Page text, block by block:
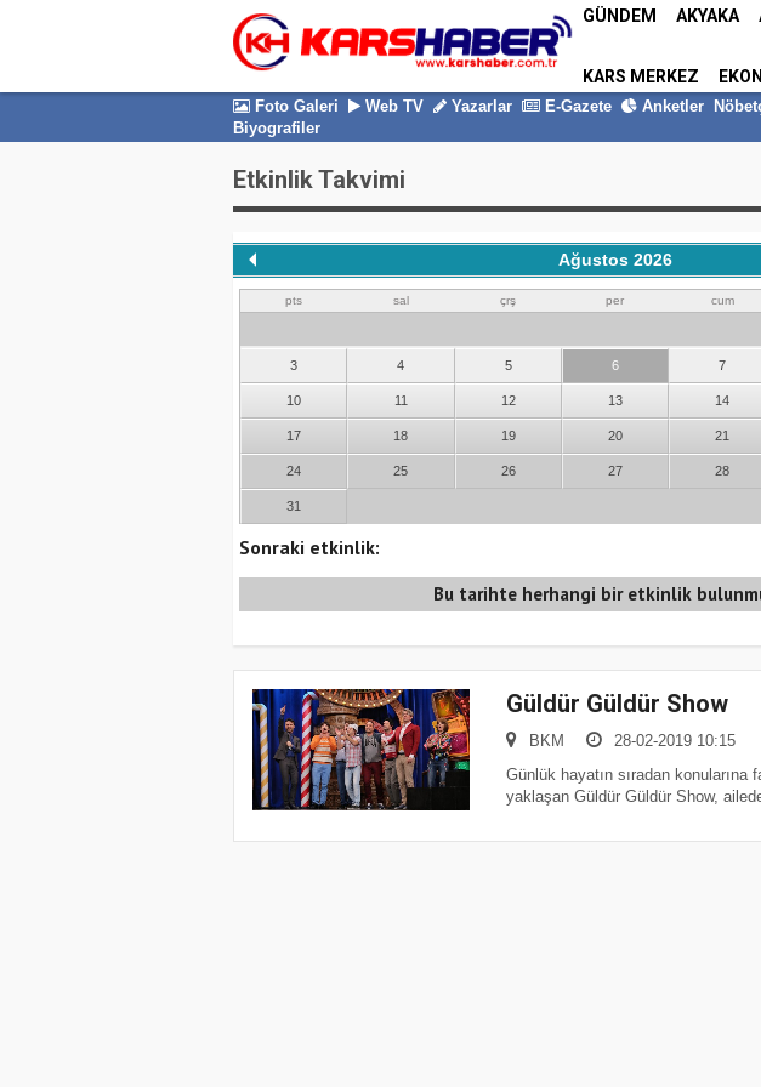
GÜNDEM AKYAKA
KARS MERKEZ
Foto Galeri Web TV Yazarlar E-Gazete Anketler
Biyografiler
Etkinlik Takvimi
Ağustos 2026
pts sal çrş per cum
3 4 5 6 7
10 11 12 13 14
17 18 19 20 21
24 25 26 27 28
31
Sonraki etkinlik:
Bu tarihte herhangi bir etkinlik
Güldür Güldür Show
BKM
28-02-2019 10:15
Günlük hayatın sıradan konularına
yaklaşan Güldür Güldür Show,